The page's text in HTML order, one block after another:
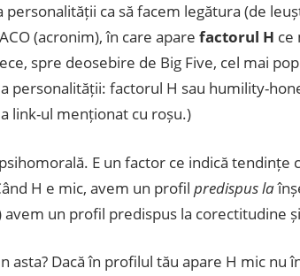
ca să facem legătura (de
(acronim), în care apare factorul H ce
spre deosebire de Big Five, cel mai
personalității: factorul H sau humility-
link-ul menționat cu roșu.)
E un factor ce indică
H e mic, avem un profil predispus la
un profil predispus la corectitudine
asta? Dacă în profilul tău apare H mic nu